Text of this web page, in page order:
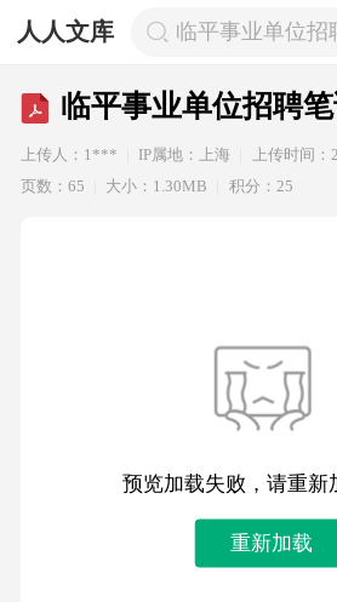
人人文库 临平事业单位招
临平事业单位招聘
上传人：1*** IP属地：上海 上传时间
页数：65
大小：1.30MB 积分：25
预览加载失败，请重新
重新加载